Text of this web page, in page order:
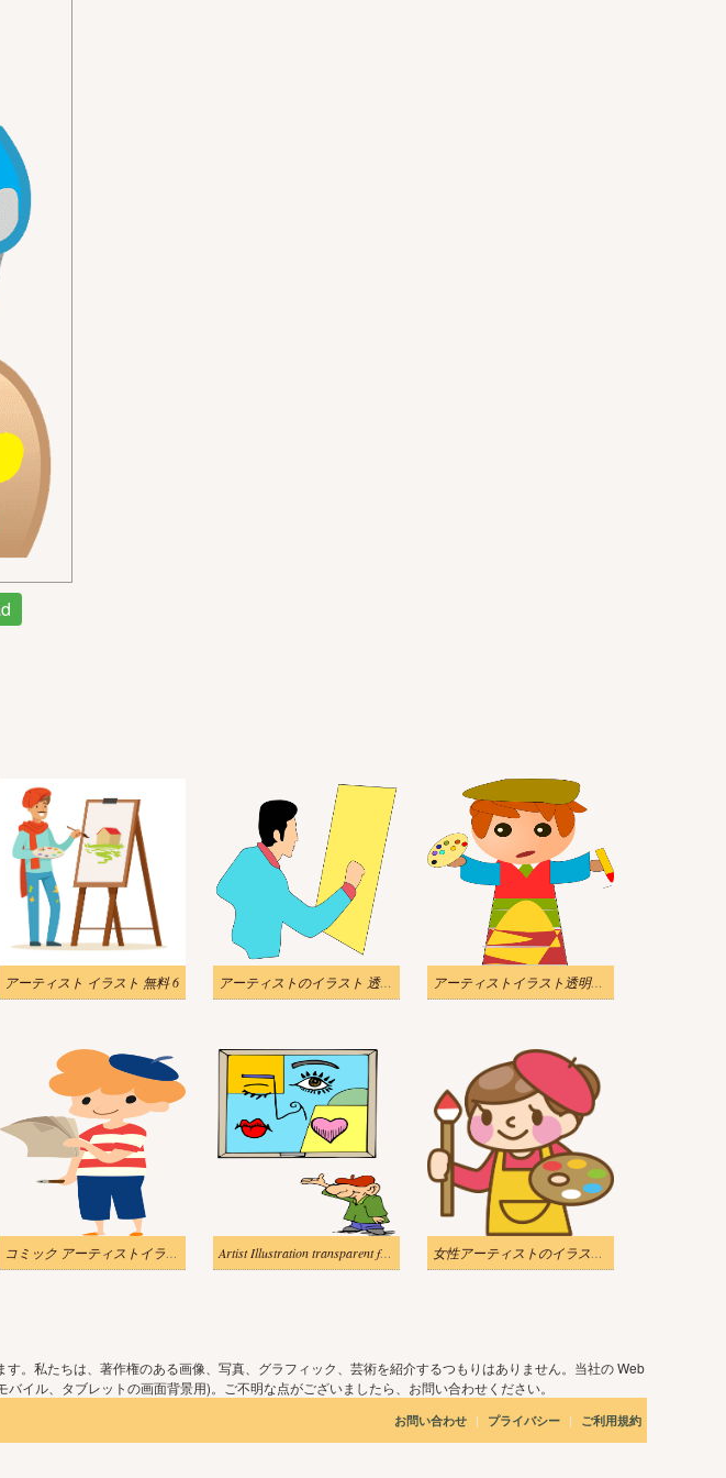
アーティスト イラスト 無料 6 アーティストのイラスト 透明 7 アーティストイラスト透明無料
コミック アーティストイラスト透明 Artist Illustration transparent for kid 女性アーティストのイラスト 透明
。私たちは、著作権のある画像、写真、グラフィック、芸術を紹介するつもりはありません。当社の Web
イル、タブレットの画面背景用)。ご不明な点がございましたら、お問い合わせください。
お問い合わせ | プライバシー | ご利用規約